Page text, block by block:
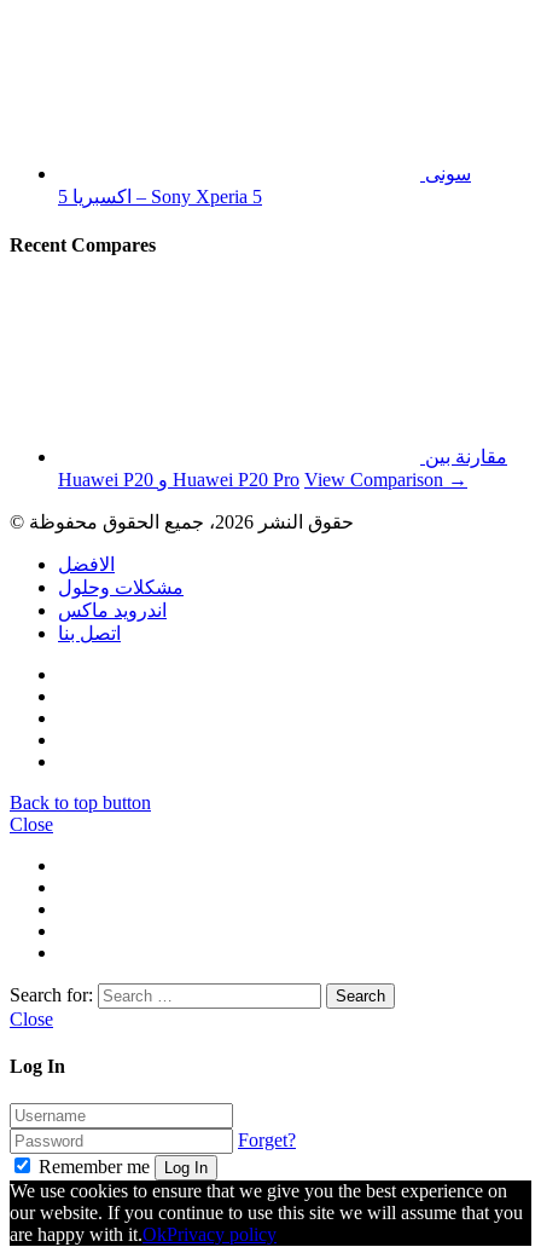
سونى
اكسبريا 5 – Sony Xperia 5
Recent Compares
مقارنة بين
Huawei P20 و Huawei P20 Pro View Comparison →
الافضل
مشكلات وحلول
اندرويد ماكس
اتصل بنا
Back to top button
Close
Search for:
Close
Log In
Forget?
Remember me
Log In
We use cookies to ensure that we give you the best experience on
our website. If you continue to use this site we will assume that you
are happy with it.OkPrivacy policy